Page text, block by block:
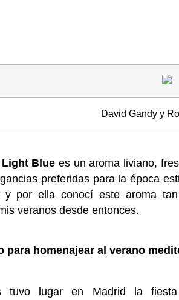
David Gandy y
Light Blue es un aroma liviano,
preferidas para la época
y por ella conocí este aroma
veranos desde entonces.
para homenajear al verano
tuvo lugar en Madrid la